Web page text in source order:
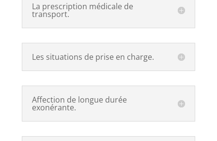
La prescription médicale de
transport.
Les situations de prise en charge.
Affection de longue durée
exonérante.